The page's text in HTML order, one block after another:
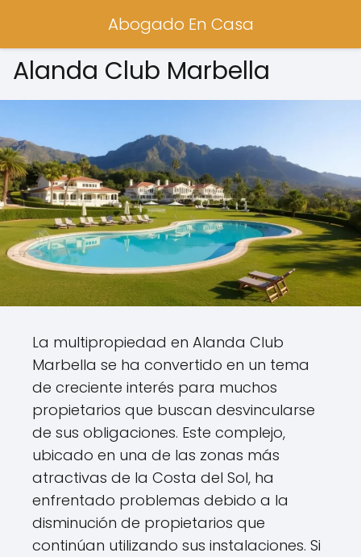
Abogado En Casa
Alanda Club Marbella
La multipropiedad en Alanda Club
Marbella se ha convertido en un tema
de creciente interés para muchos
propietarios que buscan desvincularse
de sus obligaciones. Este complejo,
ubicado en una de las zonas más
atractivas de la Costa del Sol, ha
enfrentado problemas debido a la
disminución de propietarios que
continúan utilizando sus instalaciones. Si